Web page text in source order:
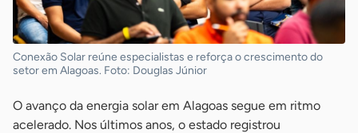
Conexão Solar reúne especialistas e reforça o crescimento do
setor em Alagoas. Foto: Douglas Júnior
O avanço da energia solar em Alagoas segue em ritmo
acelerado. Nos últimos anos, o estado registrou